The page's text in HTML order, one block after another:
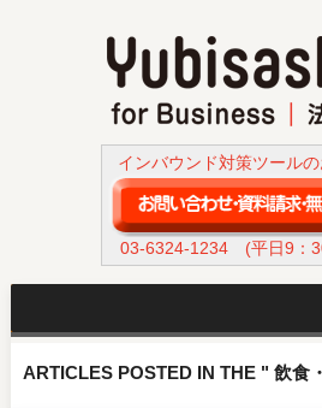
インバウンド対策ツール
03-6324-1234(平日9：30
ARTICLES POSTED IN THE " 飲食